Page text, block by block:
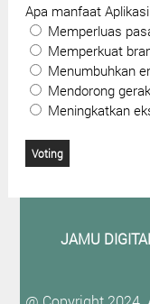
Apa manfaat
Memperluas
Memperkuat
Menumbuhkan
Mendorong
Meningkatkan
JAMU